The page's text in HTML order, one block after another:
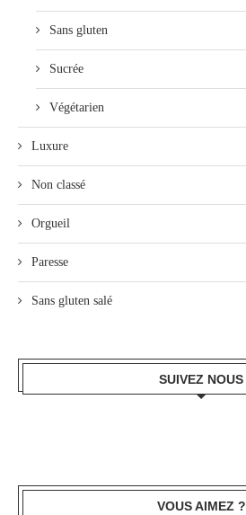
Sans gluten
Sucrée
Végétarien
Luxure
Non classé
Orgueil
Paresse
Sans gluten salé
SUIVEZ NOUS
VOUS AIMEZ ?